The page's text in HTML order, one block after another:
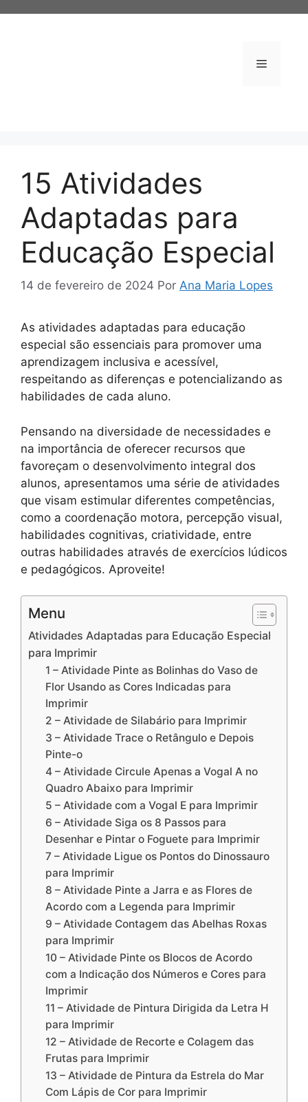
Menu
15 Atividades
Adaptadas para
Educação Especial
14 de fevereiro de 2024 Por Ana Maria Lopes
As atividades adaptadas para educação
especial são essenciais para promover uma
aprendizagem inclusiva e acessível,
respeitando as diferenças e potencializando as
habilidades de cada aluno.
Pensando na diversidade de necessidades e
na importância de oferecer recursos que
favoreçam o desenvolvimento integral dos
alunos, apresentamos uma série de atividades
que visam estimular diferentes competências,
como a coordenação motora, percepção visual,
habilidades cognitivas, criatividade, entre
outras habilidades através de exercícios lúdicos
e pedagógicos. Aproveite!
Menu
Atividades Adaptadas para Educação Especial
para Imprimir
1 – Atividade Pinte as Bolinhas do Vaso de
Flor Usando as Cores Indicadas para
Imprimir
2 – Atividade de Silabário para Imprimir
3 – Atividade Trace o Retângulo e Depois
Pinte-o
4 – Atividade Circule Apenas a Vogal A no
Quadro Abaixo para Imprimir
5 – Atividade com a Vogal E para Imprimir
6 – Atividade Siga os 8 Passos para
Desenhar e Pintar o Foguete para Imprimir
7 – Atividade Ligue os Pontos do Dinossauro
para Imprimir
8 – Atividade Pinte a Jarra e as Flores de
Acordo com a Legenda para Imprimir
9 – Atividade Contagem das Abelhas Roxas
para Imprimir
10 – Atividade Pinte os Blocos de Acordo
com a Indicação dos Números e Cores para
Imprimir
11 – Atividade de Pintura Dirigida da Letra H
para Imprimir
12 – Atividade de Recorte e Colagem das
Frutas para Imprimir
13 – Atividade de Pintura da Estrela do Mar
Com Lápis de Cor para Imprimir